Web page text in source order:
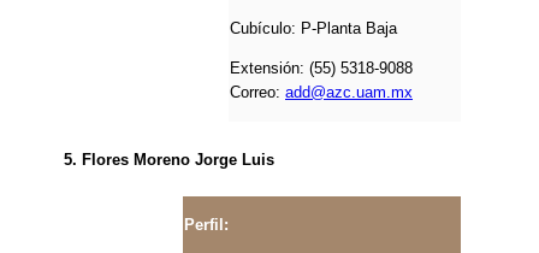
Cubículo: P-Planta Baja
Extensión: (55) 5318-9088
Correo: add@azc.uam.mx
5. Flores Moreno Jorge Luis
Perfil: